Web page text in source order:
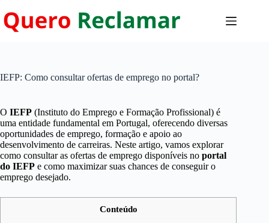
para
o
IEFP: Como consultar ofertas de emprego no portal?
O IEFP (Instituto do Emprego e Formação Profissional) é
uma entidade fundamental em Portugal, oferecendo diversas
oportunidades de emprego, formação e apoio ao
desenvolvimento de carreiras. Neste artigo, vamos explorar
como consultar as ofertas de emprego disponíveis no portal
do IEFP e como maximizar suas chances de conseguir o
emprego desejado.
Conteúdo